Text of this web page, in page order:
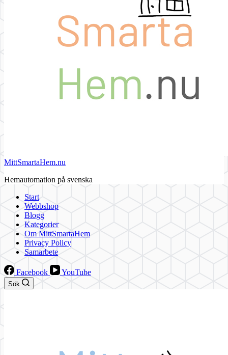
MittSmartaHem.nu
Hemautomation på svenska
Start
Webbshop
Blogg
Kategorier
Om MittSmartaHem
Privacy Policy
Samarbete
Facebook YouTube
Sök